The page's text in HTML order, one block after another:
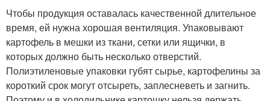
Чтобы продукция оставалась качественной длительное
время, ей нужна хорошая вентиляция. Упаковывают
картофель в мешки из ткани, сетки или ящички, в
которых должно быть несколько отверстий.
Полиэтиленовые упаковки губят сырье, картофелины за
короткий срок могут отсыреть, заплесневеть и загнить.